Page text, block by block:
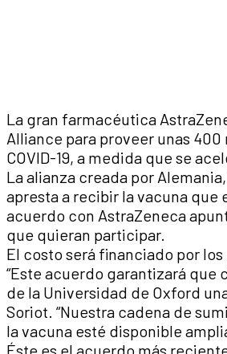
La gran farmacéutica
Alliance para proveer unas
COVID-19, a medida que se
La alianza creada por
apresta a recibir la vacuna que
acuerdo con AstraZeneca
que quieran participar.
El costo será financiado por
“Este acuerdo garantizará que
de la Universidad de Oxford
Soriot. “Nuestra cadena de
la vacuna esté disponible
Éste es el acuerdo más